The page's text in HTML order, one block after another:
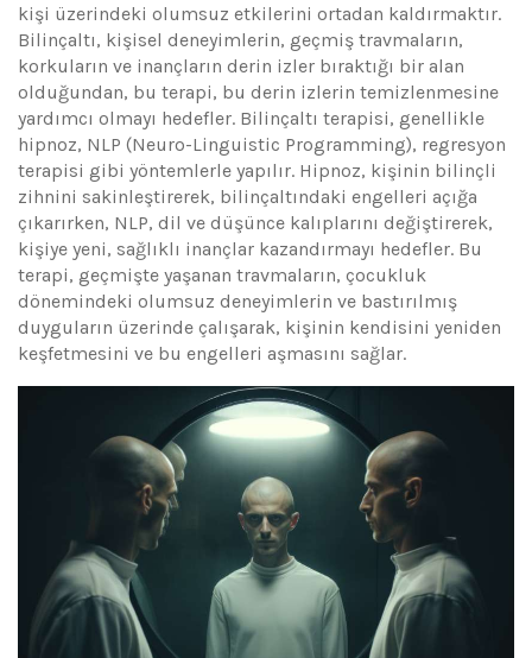
kişi üzerindeki olumsuz etkilerini ortadan kaldırmaktır.
Bilinçaltı, kişisel deneyimlerin, geçmiş travmaların,
korkuların ve inançların derin izler bıraktığı bir alan
olduğundan, bu terapi, bu derin izlerin temizlenmesine
yardımcı olmayı hedefler. Bilinçaltı terapisi, genellikle
hipnoz, NLP (Neuro-Linguistic Programming), regresyon
terapisi gibi yöntemlerle yapılır. Hipnoz, kişinin bilinçli
zihnini sakinleştirerek, bilinçaltındaki engelleri açığa
çıkarırken, NLP, dil ve düşünce kalıplarını değiştirerek,
kişiye yeni, sağlıklı inançlar kazandırmayı hedefler. Bu
terapi, geçmişte yaşanan travmaların, çocukluk
dönemindeki olumsuz deneyimlerin ve bastırılmış
duyguların üzerinde çalışarak, kişinin kendisini yeniden
keşfetmesini ve bu engelleri aşmasını sağlar.